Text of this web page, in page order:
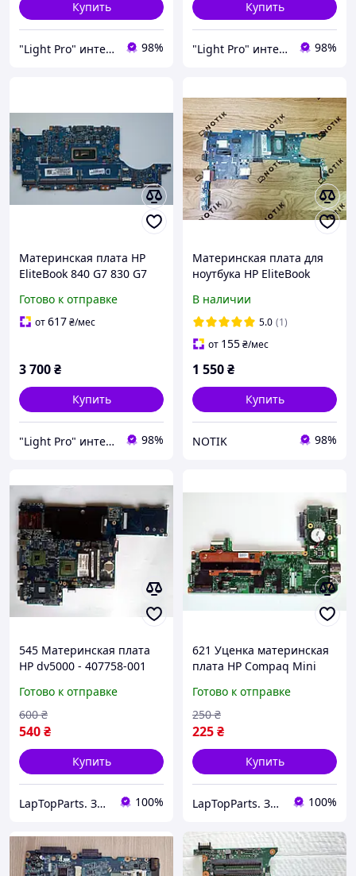
Купить
"Light Pro" интернет-магазин 98%
Купить
"Light Pro" интернет-магазин 98%
Материнская плата HP
EliteBook 840 G7 830 G7
A01, i5-10310U SRGKX, 2x
DDR4, Bios OK
Готово к отправке
от617₴/мес
3 700₴
Купить
"Light Pro" интернет-магазин 98%
Материнская плата для
ноутбука HP EliteBook
В наличии
5.0 (1)
от 155₴/мес
1 550₴
Купить
NOTIK 98%
545 Материнская плата
HP dv5000 - 407758-001
Готово к отправке
540₴
600 ₴
Купить
LapTopParts. Запчасти к ноутбукам и ПК б/у 100%
621 Уценка материнская
плата HP Compaq Mini
6050A2326001-MB-A02 -
не працюють USB
Готово к отправке
225₴
250 ₴
Купить
LapTopParts. Запчасти к ноутбукам и ПК б/у 100%